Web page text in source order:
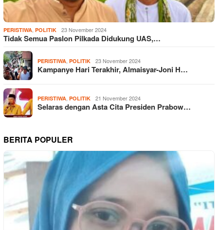
PERISTIWA POLITIK 23 November 2024
Tidak Semua Paslon Pilkada Didukung UAS,…
PERISTIWA POLITIK 23 November 2024
Kampanye Hari Terakhir, Almaisyar-Joni H…
PERISTIWA POLITIK 21 November 2024
Selaras dengan Asta Cita Presiden Prabow…
BERITA POPULER